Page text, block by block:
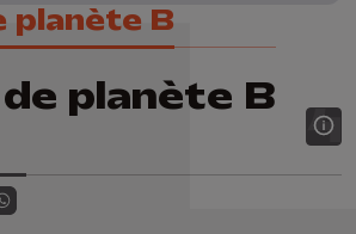
planète B
planète B
sur FaceBook
sur LinkedIn
Partagez sur Whatsapp